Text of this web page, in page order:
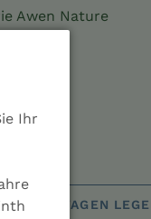
Ihr
Awen Nature